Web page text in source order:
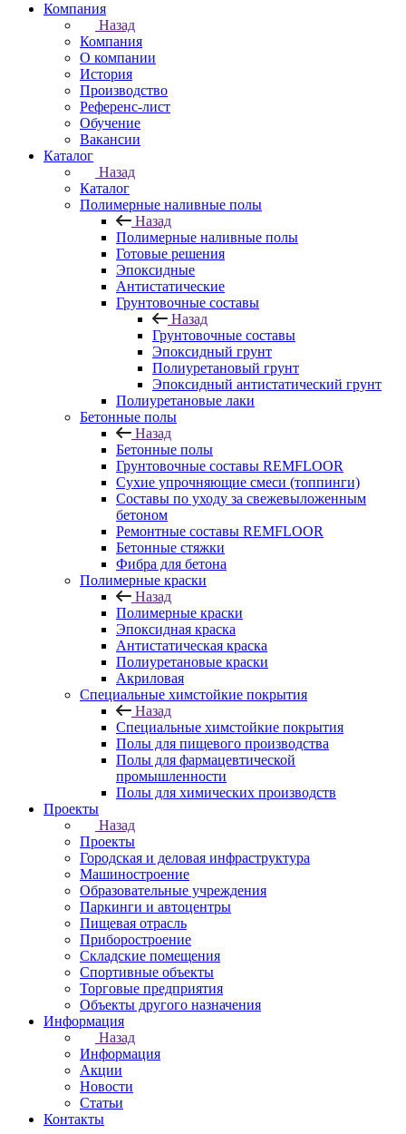
Компания
Назад
Компания
О компании
История
Производство
Референс-лист
Обучение
Вакансии
Каталог
Назад
Каталог
Полимерные наливные полы
Назад
Полимерные наливные полы
Готовые решения
Эпоксидные
Антистатические
Грунтовочные составы
Назад
Грунтовочные составы
Эпоксидный грунт
Полиуретановый грунт
Эпоксидный антистатический грунт
Полиуретановые лаки
Бетонные полы
Назад
Бетонные полы
Грунтовочные составы REMFLOOR
Сухие упрочняющие смеси (топпинги)
Составы по уходу за свежевыложенным
бетоном
Ремонтные составы REMFLOOR
Бетонные стяжки
Фибра для бетона
Полимерные краски
Назад
Полимерные краски
Эпоксидная краска
Антистатическая краска
Полиуретановые краски
Акриловая
Специальные химстойкие покрытия
Назад
Специальные химстойкие покрытия
Полы для пищевого производства
Полы для фармацевтической
промышленности
Полы для химических производств
Проекты
Назад
Проекты
Городская и деловая инфраструктура
Машиностроение
Образовательные учреждения
Паркинги и автоцентры
Пищевая отрасль
Приборостроение
Складские помещения
Спортивные объекты
Торговые предприятия
Объекты другого назначения
Информация
Назад
Информация
Акции
Новости
Статьи
Контакты